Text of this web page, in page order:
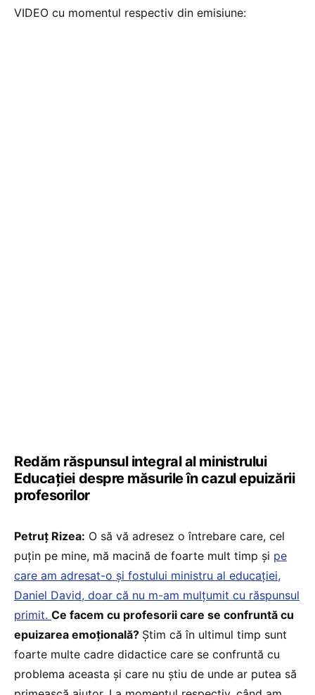
VIDEO cu momentul respectiv din emisiune:
Redăm răspunsul integral al ministrului
Educației despre măsurile în cazul epuizării
profesorilor
Petruț Rizea: O să vă adresez o întrebare care, cel
puțin pe mine, mă macină de foarte mult timp și pe
care am adresat-o și fostului ministru al educației,
Daniel David, doar că nu m-am mulțumit cu răspunsul
primit. Ce facem cu profesorii care se confruntă cu
epuizarea emoțională? Știm că în ultimul timp sunt
foarte multe cadre didactice care se confruntă cu
problema aceasta și care nu știu de unde ar putea să